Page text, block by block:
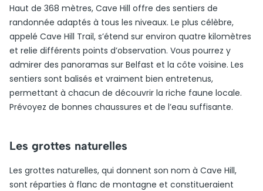
Haut de 368 mètres, Cave Hill offre des sentiers de
randonnée adaptés à tous les niveaux. Le plus célèbre,
appelé Cave Hill Trail, s’étend sur environ quatre kilomètres
et relie différents points d’observation. Vous pourrez y
admirer des panoramas sur Belfast et la côte voisine. Les
sentiers sont balisés et vraiment bien entretenus,
permettant à chacun de découvrir la riche faune locale.
Prévoyez de bonnes chaussures et de l’eau suffisante.
Les grottes naturelles
Les grottes naturelles, qui donnent son nom à Cave Hill,
sont réparties à flanc de montagne et constitueraient